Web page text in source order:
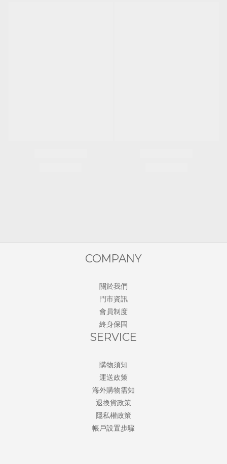
COMPANY
關於我們
門市資訊
會員制度
終身保固
SERVICE
購物須知
運送政策
海外購物需知
退換貨政策
隱私權政策
帳戶設置步驟